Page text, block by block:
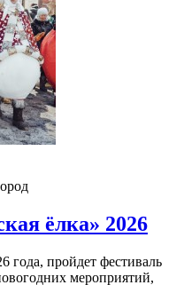
ёлка» 2026
года, пройдет фестиваль
мероприятий,